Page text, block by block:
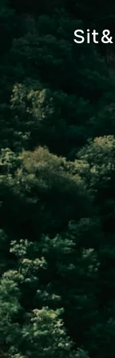
Sit&